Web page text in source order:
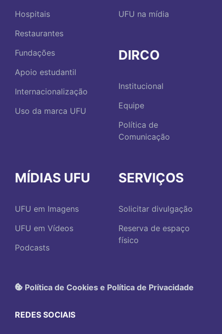
Hospitais
Restaurantes
Fundações
Apoio estudantil
Internacionalização
Uso da marca UFU
UFU na mídia
DIRCO
Institucional
Equipe
Política de
Comunicação
MÍDIAS UFU
UFU em Imagens
UFU em Vídeos
Podcasts
SERVIÇOS
Solicitar divulgação
Reserva de espaço
físico
Política de Cookies e Política de Privacidade
REDES SOCIAIS